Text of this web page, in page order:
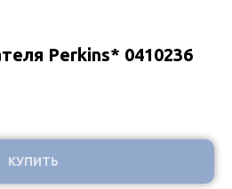
Perkins* 0410236
КУПИТЬ